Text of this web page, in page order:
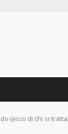
(ecco di chi si